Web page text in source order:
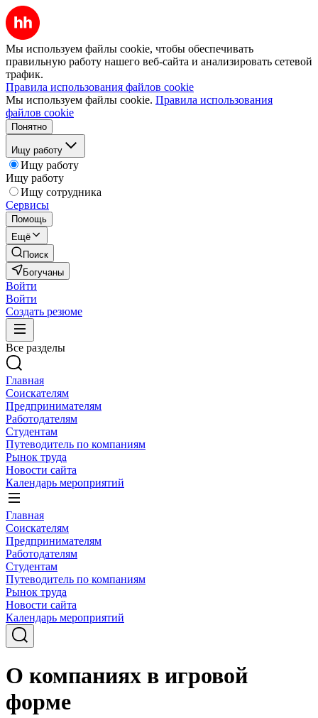
Мы используем файлы cookie, чтобы обеспечивать
правильную работу нашего веб-сайта и анализировать сетевой
трафик.
Правила использования файлов cookie
Мы используем файлы cookie. Правила использования
файлов cookie
Понятно
Ищу работу
Ищу работу
Ищу работу
Ищу сотрудника
Сервисы
Помощь
Ещё
Поиск
Богучаны
Войти
Войти
Создать резюме
Все разделы
Главная
Соискателям
Предпринимателям
Работодателям
Студентам
Путеводитель по компаниям
Рынок труда
Новости сайта
Календарь мероприятий
Главная
Соискателям
Предпринимателям
Работодателям
Студентам
Путеводитель по компаниям
Рынок труда
Новости сайта
Календарь мероприятий
О компаниях в игровой
форме